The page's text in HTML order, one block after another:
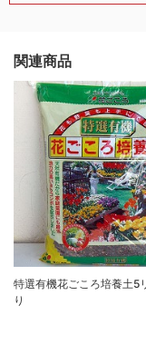
関連商品
特選有機花ごころ培養土5
り